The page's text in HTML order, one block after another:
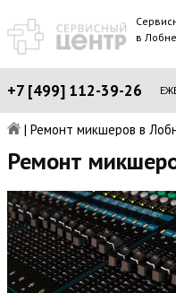
в Лобне
+7 [499] 112-39-26
| Ремонт микшеров в
Ремонт